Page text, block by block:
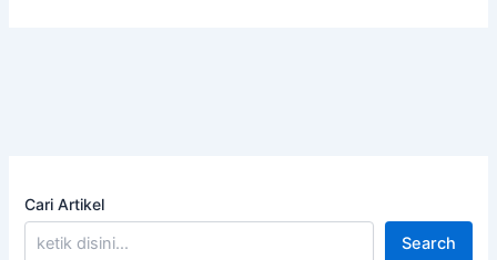
Cari Artikel
Search